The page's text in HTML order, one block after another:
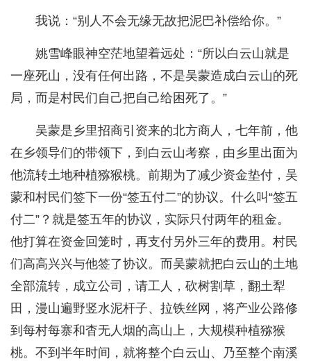
我说：“别人不会无缘无故把泥巴补偿给你。”
姚雪峰眼神空茫地望着远处：“所以白云山就是
一座死山，没有任何出路，不是吴蒙造成白云山的死
局，而是村民们自己把自己给困死了。”
吴蒙是乡里招商引资来的北方商人，七年前，他
在乡领导们的带领下，到白云山考察，由乡里出面为
他流转土地种植猕猴桃。前期为了减少资金垫付，吴
蒙和村民们签下一份“签五付二”的协议。什么叫“签五
付二”？就是签五年的协议，实际只付两年的租金。
他打算在资金回笼时，再支付另外三年的费用。村民
们高高兴兴与他签了协议。而吴蒙就把白云山的土地
全部流转，成立公司，请工人，砍树割草，翻土犁
田，漫山遍野竖水泥杆子、拉铁丝网，将产业公路修
到每村每寨和杳无人烟的高山上，大规模种植猕猴
桃。不到半年时间，就将整个白云山、乃至整个南溪